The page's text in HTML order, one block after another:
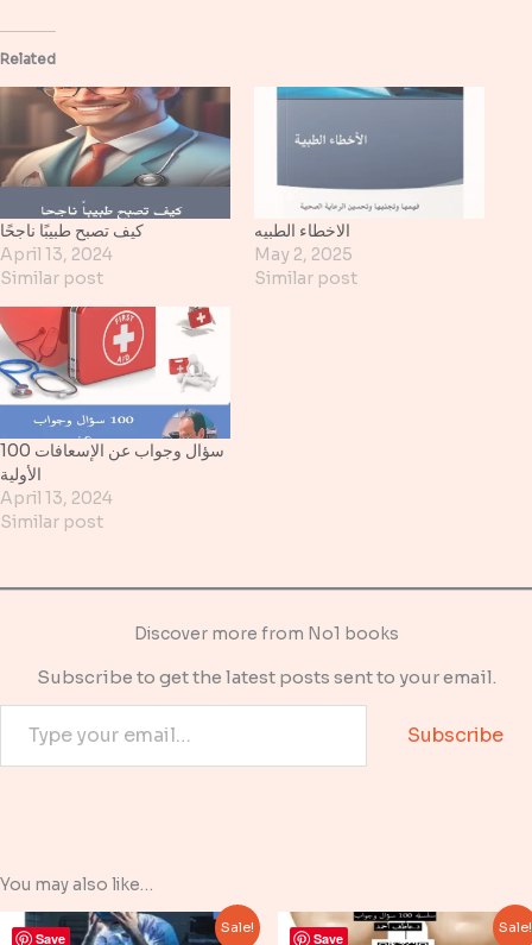
Related
كيف تصبح طبيبًا ناجحًا
April 13, 2024
Similar post
الاخطاء الطبيه
May 2, 2025
Similar post
100 سؤال وجواب عن الإسعافات
الأولية
April 13, 2024
Similar post
Discover more from No1 books
Subscribe to get the latest posts sent to your email.
Type your email…
Subscribe
You may also like…
Save
Sale!
Save
Sale!